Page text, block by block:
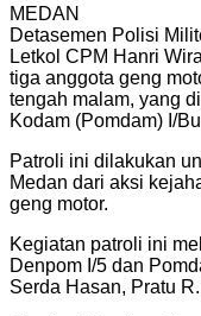
MEDAN
Detasemen Polisi
Letkol CPM Hanri
tiga anggota geng
tengah malam, yang
Kodam (Pomdam) I/
Patroli ini dilakukan
Medan dari aksi
geng motor.
Kegiatan patroli ini
Denpom I/5 dan
Serda Hasan, Pratu